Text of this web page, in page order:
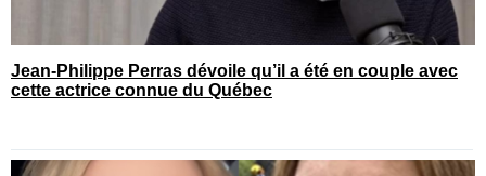
Jean-Philippe Perras dévoile qu’il a été en couple avec
cette actrice connue du Québec